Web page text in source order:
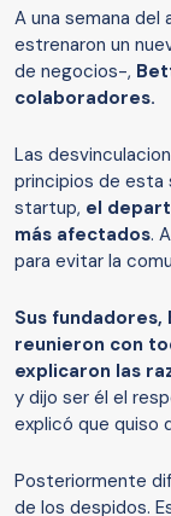
A una semana
estrenaron un
de negocios-,
colaboradores.
Las
principios de esta
startup, el
más afectados.
para evitar la
Sus fundadores,
reunieron con
explicaron las
y dijo ser él el
explicó que quiso
Posteriormente
de los despidos.